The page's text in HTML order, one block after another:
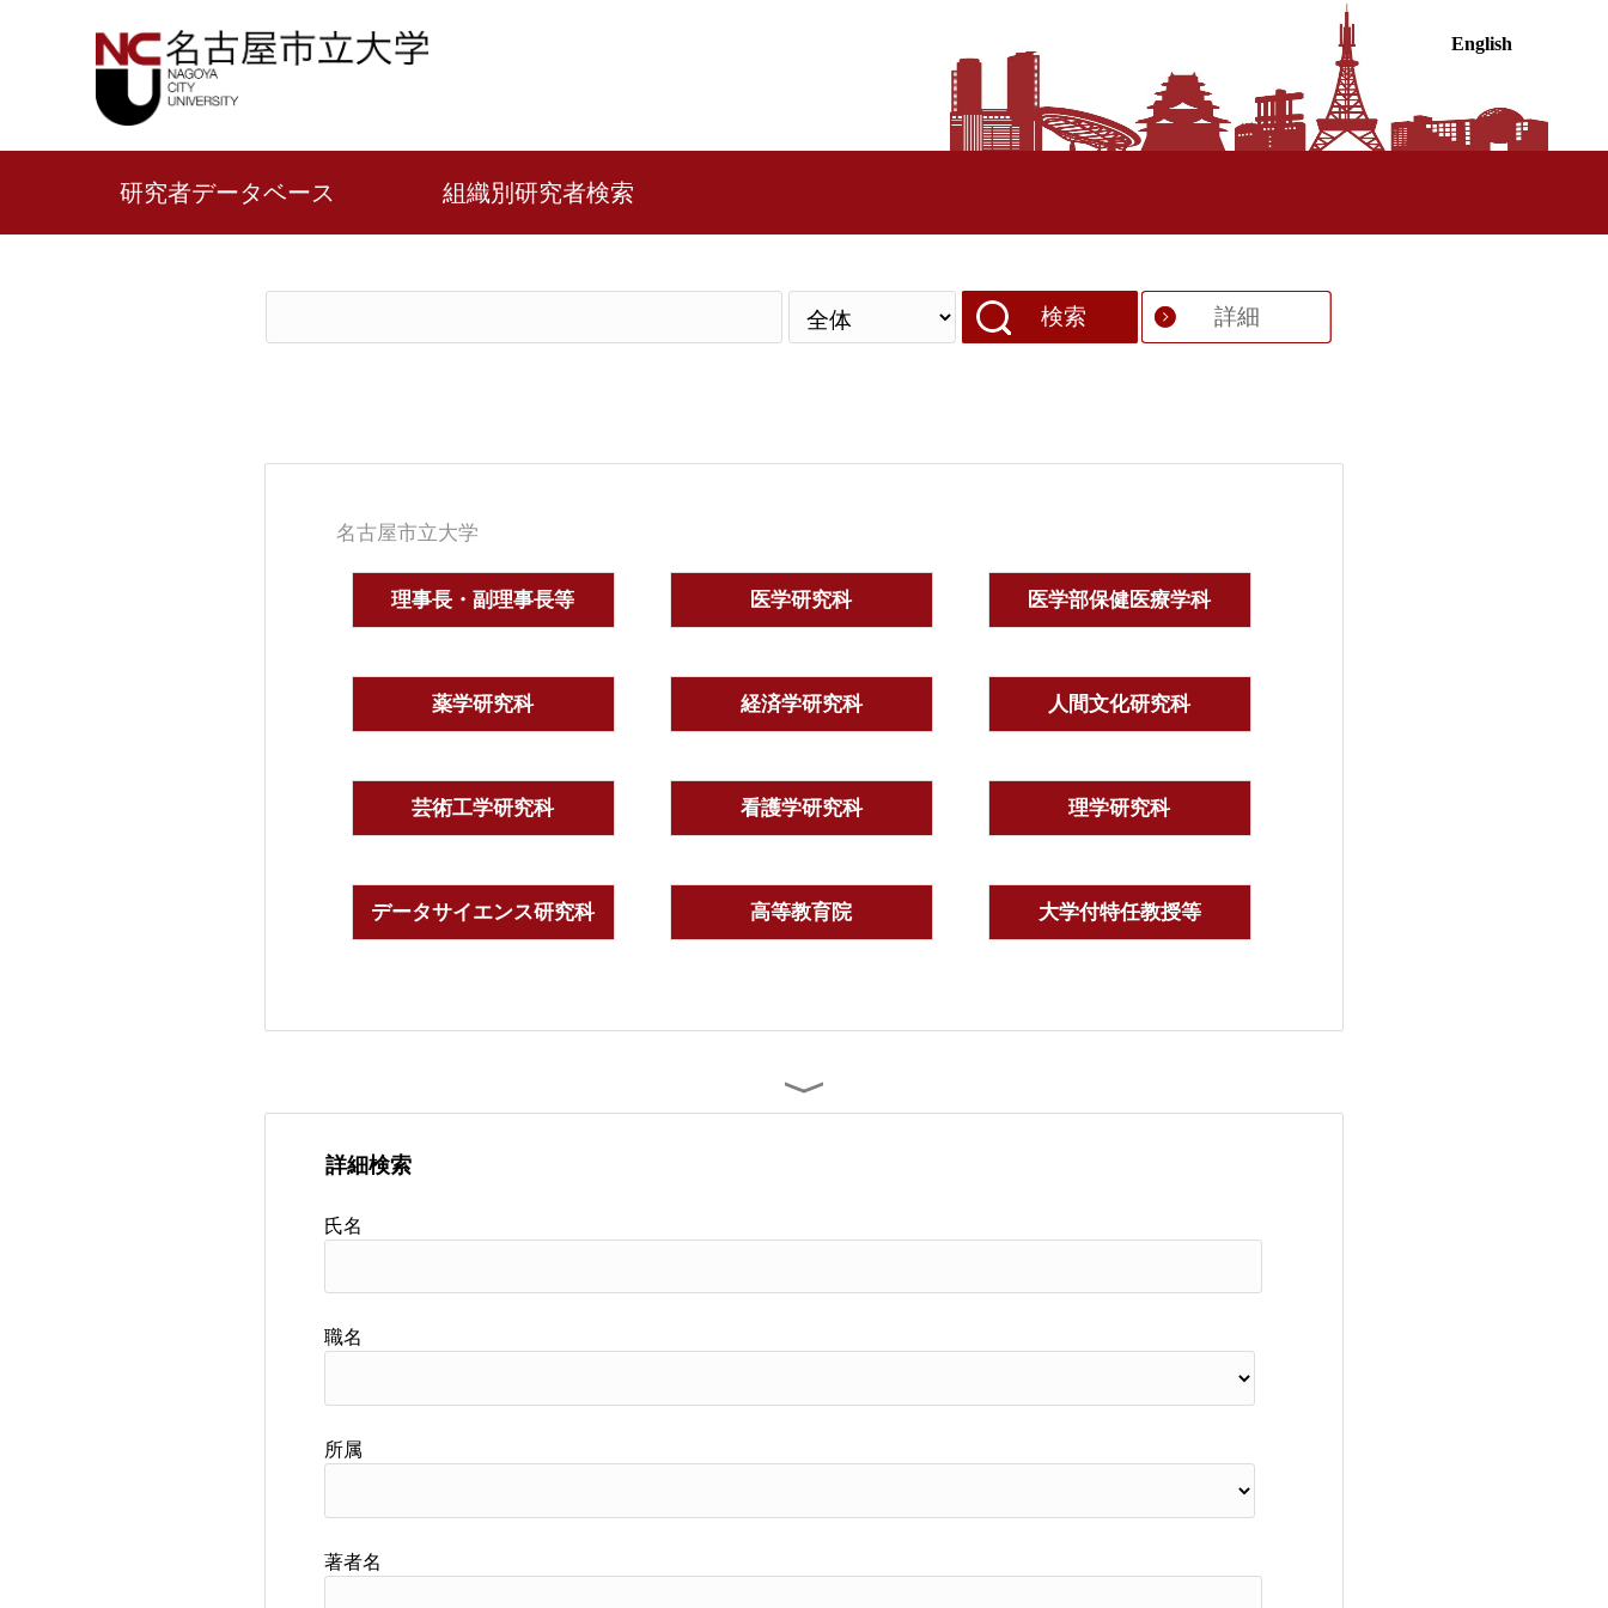
English
研究者データベース 組織別研究者検索
検索 詳細
名古屋市立大学
理事長・副理事長等 医学研究科 医学部保健医療学科
薬学研究科 経済学研究科 人間文化研究科
芸術工学研究科 看護学研究科 理学研究科
データサイエンス研究科 高等教育院 大学付特任教授等
詳細検索
氏名
職名
所属
著者名